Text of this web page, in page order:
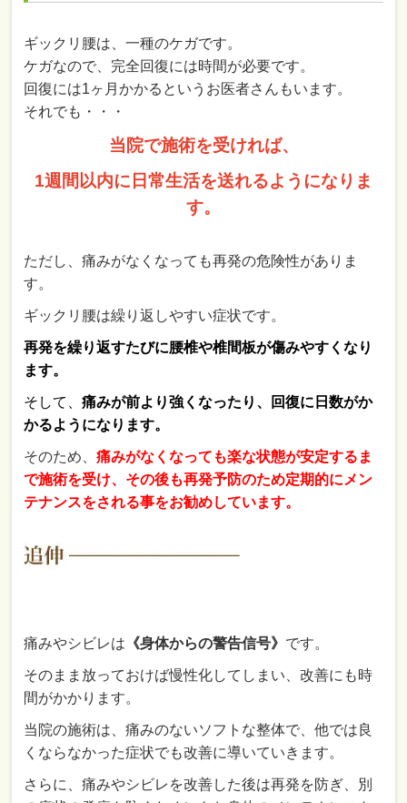
ギックリ腰は、一種のケガです。
ケガなので、完全回復には時間が必要です。
回復には1ヶ月かかるというお医者さんもいます。
それでも・・・
当院で施術を受ければ、
1週間以内に日常生活を送れるようになりま
す。
ただし、痛みがなくなっても再発の危険性がありま
す。
ギックリ腰は繰り返しやすい症状です。
再発を繰り返すたびに腰椎や椎間板が傷みやすくなり
ます。
そして、痛みが前より強くなったり、回復に日数がか
かるようになります。
そのため、痛みがなくなっても楽な状態が安定するま
で施術を受け、その後も再発予防のため定期的にメン
テナンスをされる事をお勧めしています。
痛みやシビレは 《身体からの警告信号》 です。
そのまま放っておけば慢性化してしまい、改善にも時
間がかかります。
当院の施術は、痛みのないソフトな整体で、他では良
くならなかった症状でも改善に導いていきます。
さらに、痛みやシビレを改善した後は再発を防ぎ、別